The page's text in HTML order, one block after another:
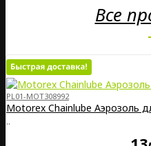
Все
PL01-MOT308992
Motorex Chainlube Аэрозоль
..